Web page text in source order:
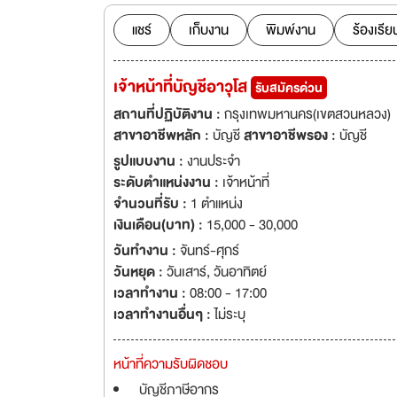
แชร์ เก็บงาน พิมพ์งาน ร้องเรี
เจ้าหน้าที่บัญชีอาวุโส รับสมัครด่วน
สถานที่ปฏิบัติงาน :กรุงเทพมหานคร(เขตสวนหลวง)
สาขาอาชีพหลัก :บัญชีสาขาอาชีพรอง :บัญชี
รูปแบบงาน :งานประจำ
ระดับตำแหน่งงาน : เจ้าหน้าที่
จำนวนที่รับ : 1 ตำแหน่ง
เงินเดือน(บาท) : 15,000 - 30,000
วันทำงาน : จันทร์-ศุกร์
วันหยุด :วันเสาร์,วันอาทิตย์
เวลาทำงาน :08:00 - 17:00
เวลาทำงานอื่นๆ :ไม่ระบุ
หน้าที่ความรับผิดชอบ
บัญชีภาษีอากร